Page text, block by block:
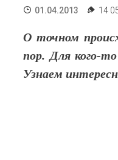
01.04.2013 14
О точном
пор. Для кого-
Узнаем